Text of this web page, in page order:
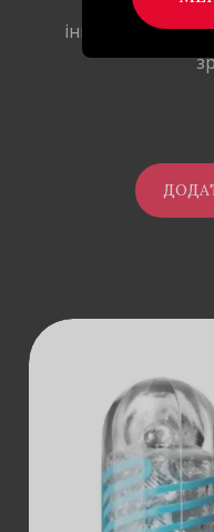
інноваційним